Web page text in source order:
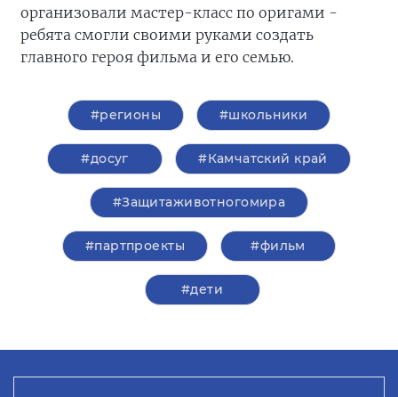
организовали мастер-класс по оригами -
ребята смогли своими руками создать
главного героя фильма и его семью.
#регионы #школьники
#досуг #Камчатский край
#Защитаживотногомира
#партпроекты #фильм
#дети